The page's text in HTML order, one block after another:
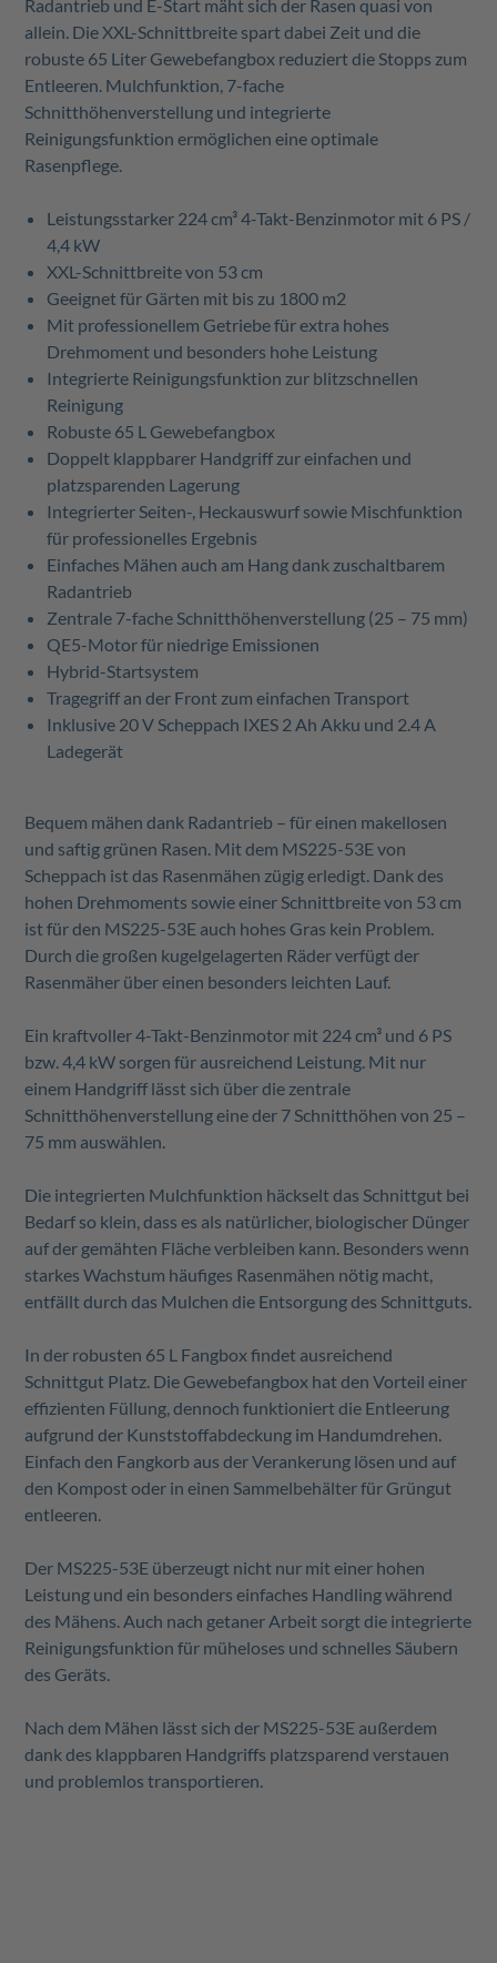
Radantrieb und E-Start mäht sich der Rasen quasi von
allein. Die XXL-Schnittbreite spart dabei Zeit und die
robuste 65 Liter Gewebefangbox reduziert die Stopps zum
Entleeren. Mulchfunktion, 7-fache
Schnitthöhenverstellung und integrierte
Reinigungsfunktion ermöglichen eine optimale
Rasenpflege.
Leistungsstarker 224 cm³ 4-Takt-Benzinmotor mit 6 PS /
4,4 kW
XXL-Schnittbreite von 53 cm
Geeignet für Gärten mit bis zu 1800 m2
Mit professionellem Getriebe für extra hohes
Drehmoment und besonders hohe Leistung
Integrierte Reinigungsfunktion zur blitzschnellen
Reinigung
Robuste 65 L Gewebefangbox
Doppelt klappbarer Handgriff zur einfachen und
platzsparenden Lagerung
Integrierter Seiten-, Heckauswurf sowie Mischfunktion
für professionelles Ergebnis
Einfaches Mähen auch am Hang dank zuschaltbarem
Radantrieb
Zentrale 7-fache Schnitthöhenverstellung (25 – 75 mm)
QE5-Motor für niedrige Emissionen
Hybrid-Startsystem
Tragegriff an der Front zum einfachen Transport
Inklusive 20 V Scheppach IXES 2 Ah Akku und 2.4 A
Ladegerät
Bequem mähen dank Radantrieb – für einen makellosen
und saftig grünen Rasen. Mit dem MS225-53E von
Scheppach ist das Rasenmähen zügig erledigt. Dank des
hohen Drehmoments sowie einer Schnittbreite von 53 cm
ist für den MS225-53E auch hohes Gras kein Problem.
Durch die großen kugelgelagerten Räder verfügt der
Rasenmäher über einen besonders leichten Lauf.
Ein kraftvoller 4-Takt-Benzinmotor mit 224 cm³ und 6 PS
bzw. 4,4 kW sorgen für ausreichend Leistung. Mit nur
einem Handgriff lässt sich über die zentrale
Schnitthöhenverstellung eine der 7 Schnitthöhen von 25 –
75 mm auswählen.
Die integrierten Mulchfunktion häckselt das Schnittgut bei
Bedarf so klein, dass es als natürlicher, biologischer Dünger
auf der gemähten Fläche verbleiben kann. Besonders wenn
starkes Wachstum häufiges Rasenmähen nötig macht,
entfällt durch das Mulchen die Entsorgung des Schnittguts.
In der robusten 65 L Fangbox findet ausreichend
Schnittgut Platz. Die Gewebefangbox hat den Vorteil einer
effizienten Füllung, dennoch funktioniert die Entleerung
aufgrund der Kunststoffabdeckung im Handumdrehen.
Einfach den Fangkorb aus der Verankerung lösen und auf
den Kompost oder in einen Sammelbehälter für Grüngut
entleeren.
Der MS225-53E überzeugt nicht nur mit einer hohen
Leistung und ein besonders einfaches Handling während
des Mähens. Auch nach getaner Arbeit sorgt die integrierte
Reinigungsfunktion für müheloses und schnelles Säubern
des Geräts.
Nach dem Mähen lässt sich der MS225-53E außerdem
dank des klappbaren Handgriffs platzsparend verstauen
und problemlos transportieren.